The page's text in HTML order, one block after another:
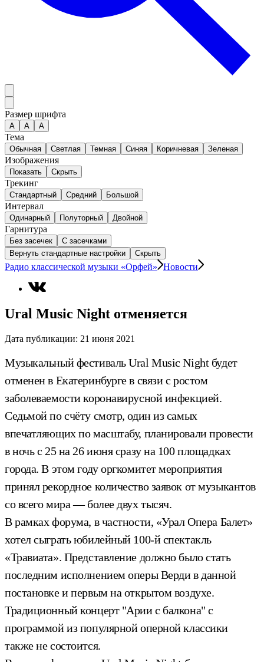
Размер шрифта
А A A
Тема
Обычная Светлая Темная Синяя Коричневая Зеленая
Изображения
Показать Скрыть
Трекинг
Стандартный Средний Большой
Интервал
Одинарный Полуторный Двойной
Гарнитура
Без засечек
С засечками
Вернуть стандартные настройки
Скрыть
Радио классической музыки «Орфей» Новости
Ural Music Night отменяется
Дата публикации: 21 июня 2021
Музыкальный фестиваль Ural Music Night будет
отменен в Екатеринбурге в связи с ростом
заболеваемости коронавирусной инфекцией.
Седьмой по счёту смотр, один из самых
впечатляющих по масштабу, планировали провести
в ночь с 25 на 26 июня сразу на 100 площадках
города. В этом году оргкомитет мероприятия
принял рекордное количество заявок от музыкантов
со всего мира — более двух тысяч.
В рамках форума, в частности, «Урал Опера Балет»
хотел сыграть юбилейный 100-й спектакль
«Травиата». Представление должно было стать
последним исполнением оперы Верди в данной
постановке и первым на открытом воздухе.
Традиционный концерт "Арии с балкона" с
программой из популярной оперной классики
также не состоится.